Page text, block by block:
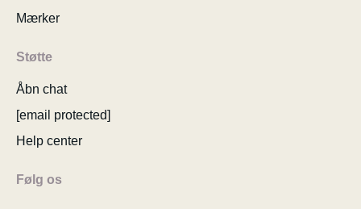
Mærker
Støtte
Åbn chat
[email protected]
Help center
Følg os